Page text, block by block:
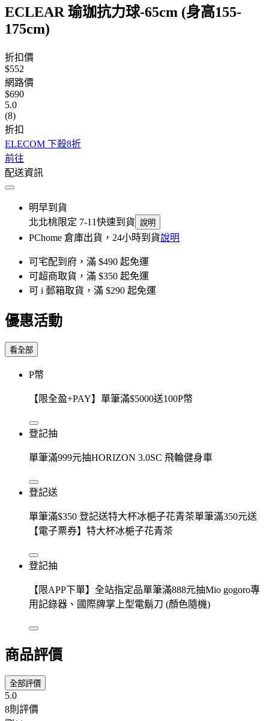
ECLEAR 瑜珈抗力球-65cm (身高155-
175cm)
折扣價
$552
網路價
$690
5.0
(8)
折扣
ELECOM 下殺8折
前往
配送資訊
明早到貨
北北桃限定 7-11快速到貨 說明
PChome 倉庫出貨，24小時到貨說明
可宅配到府，滿 $490 起免運
可超商取貨，滿 $350 起免運
可 i 郵箱取貨，滿 $290 起免運
優惠活動
看全部
P幣
【限全盈+PAY】單筆滿$5000送100P幣
登記抽
單筆滿999元抽HORIZON 3.0SC 飛輪健身車
登記送
單筆滿$350 登記送特大杯冰梔子花青茶單筆滿350元送
【電子票券】特大杯冰梔子花青茶
登記抽
【限APP下單】全站指定品單筆滿888元抽Mio gogoro專
用記錄器、國際牌掌上型電鬍刀 (顏色隨機)
商品評價
全部評價
5.0
8則評價